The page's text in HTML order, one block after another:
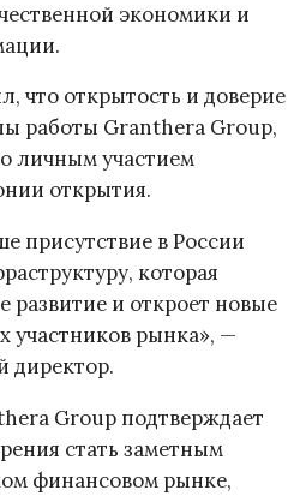
экономики и
что открытость и доверие
работы Granthera Group,
личным участием
открытия.
присутствие в России
которая
развитие и откроет новые
участников рынка», —
директор.
Group подтверждает
стать заметным
финансовом рынке,